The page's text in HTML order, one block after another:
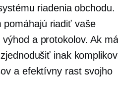
riadenia obchodu.
pomáhajú riadiť vaše
a protokolov. Ak
inak
a efektívny rast svojho